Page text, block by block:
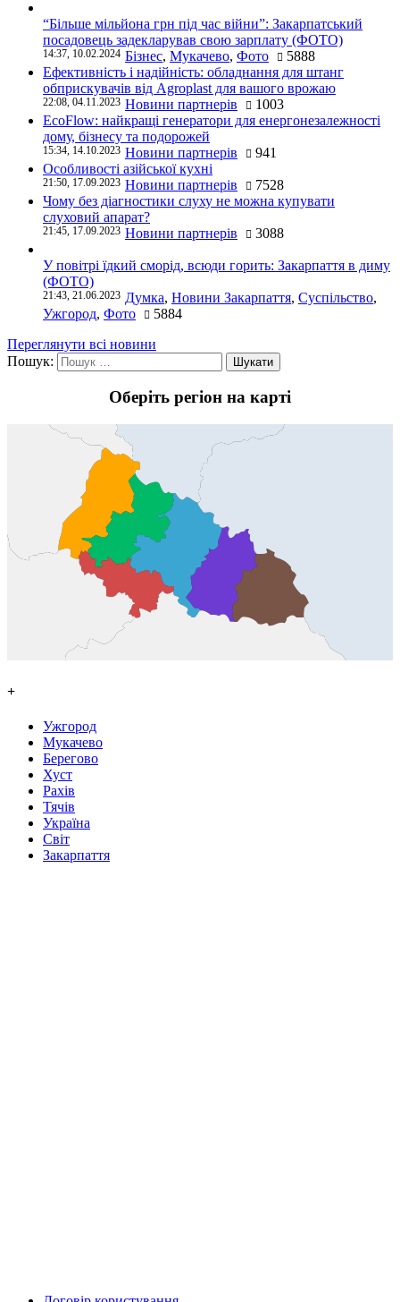
“Більше мільйона грн під час війни”: Закарпатський
посадовець задекларував свою зарплату (ФОТО)
14:37, 10.02.2024 Бізнес, Мукачево, Фото
5888
Ефективність і надійність: обладнання для штанг
обприскувачів від Agroplast для вашого врожаю
22:08, 04.11.2023 Новини партнерів
1003
EcoFlow: найкращі генератори для енергонезалежності
дому, бізнесу та подорожей
15:34, 14.10.2023 Новини партнерів
941
Особливості азійської кухні
21:50, 17.09.2023 Новини партнерів
7528
Чому без діагностики слуху не можна купувати
слуховий апарат?
21:45, 17.09.2023 Новини партнерів 3088
У повітрі їдкий сморід, всюди горить: Закарпаття в диму
(ФОТО)
21:43, 21.06.2023 Думка, Новини Закарпаття, Суспільство,
Ужгород, Фото
5884
Переглянути всі новини
Пошук:
Оберіть регіон на карті
+
Ужгород
Мукачево
Берегово
Хуст
Рахів
Тячів
Україна
Світ
Закарпаття